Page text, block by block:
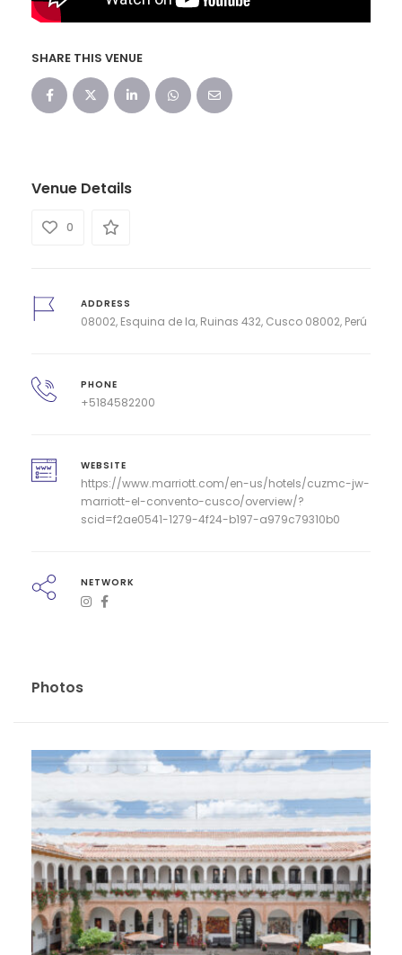
SHARE THIS VENUE
Venue Details
0
ADDRESS
08002, Esquina de la, Ruinas 432, Cusco 08002, Perú
PHONE
+5184582200
WEBSITE
https://www.marriott.com/en-us/hotels/cuzmc-jw-
marriott-el-convento-cusco/overview/?
scid=f2ae0541-1279-4f24-b197-a979c79310b0
NETWORK
Photos